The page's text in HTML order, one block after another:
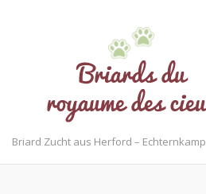
Briard Zucht aus Herford – Echternkamp